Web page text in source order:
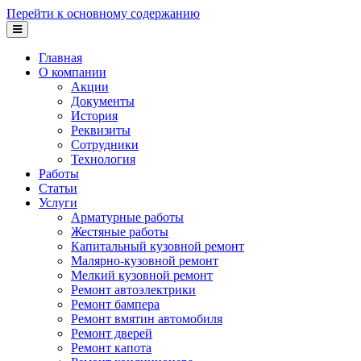
Перейти к основному содержанию
Главная
О компании
Акции
Документы
История
Реквизиты
Сотрудники
Технология
Работы
Статьи
Услуги
Арматурные работы
Жестяные работы
Капитальный кузовной ремонт
Малярно-кузовной ремонт
Мелкий кузовной ремонт
Ремонт автоэлектрики
Ремонт бампера
Ремонт вмятин автомобиля
Ремонт дверей
Ремонт капота